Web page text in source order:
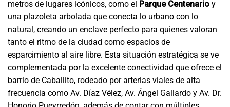
metros de lugares icónicos, como el Parque Centenario y
una plazoleta arbolada que conecta lo urbano con lo
natural, creando un enclave perfecto para quienes valoran
tanto el ritmo de la ciudad como espacios de
esparcimiento al aire libre. Esta situación estratégica se ve
complementada por la excelente conectividad que ofrece el
barrio de Caballito, rodeado por arterias viales de alta
frecuencia como Av. Díaz Vélez, Av. Ángel Gallardo y Av. Dr.